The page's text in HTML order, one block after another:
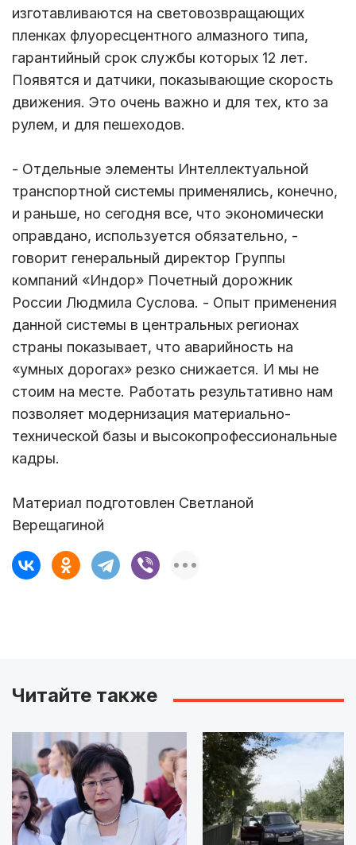
изготавливаются на световозвращающих
пленках флуоресцентного алмазного типа,
гарантийный срок службы которых 12 лет.
Появятся и датчики, показывающие скорость
движения. Это очень важно и для тех, кто за
рулем, и для пешеходов.
- Отдельные элементы Интеллектуальной
транспортной системы применялись, конечно,
и раньше, но сегодня все, что экономически
оправдано, используется обязательно, -
говорит генеральный директор Группы
компаний «Индор» Почетный дорожник
России Людмила Суслова. - Опыт применения
данной системы в центральных регионах
страны показывает, что аварийность на
«умных дорогах» резко снижается. И мы не
стоим на месте. Работать результативно нам
позволяет модернизация материально-
технической базы и высокопрофессиональные
кадры.
Материал подготовлен Светланой
Верещагиной
Читайте также